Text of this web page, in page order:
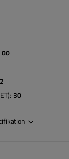
80
30